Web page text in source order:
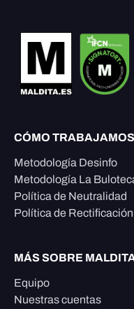
CÓMO TRABAJAMOS
Metodología Desinfo
Metodología La
Política de Neutralidad
Política de Rectificación
MÁS SOBRE
Equipo
Nuestras cuentas